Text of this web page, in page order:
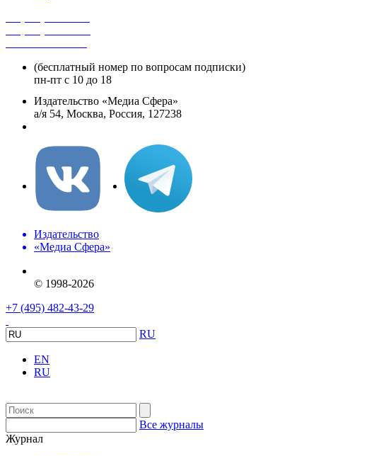
(бесплатный номер по вопросам подписки)
пн-пт с 10 до 18
Издательство «Медиа Сфера»
а/я 54, Москва, Россия, 127238
Издательство
«Медиа Сфера»
© 1998-2026
+7 (495) 482-43-29
RU
EN
RU
Все журналы
Журнал